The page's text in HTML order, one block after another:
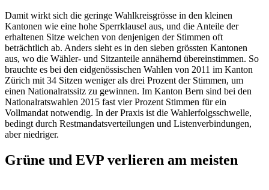
Damit wirkt sich die geringe Wahlkreisgrösse in den kleinen
Kantonen wie eine hohe Sperrklausel aus, und die Anteile der
erhaltenen Sitze weichen von denjenigen der Stimmen oft
beträchtlich ab. Anders sieht es in den sieben grössten Kantonen
aus, wo die Wähler- und Sitzanteile annähernd übereinstimmen. So
brauchte es bei den eidgenössischen Wahlen von 2011 im Kanton
Zürich mit 34 Sitzen weniger als drei Prozent der Stimmen, um
einen Nationalratssitz zu gewinnen. Im Kanton Bern sind bei den
Nationalratswahlen 2015 fast vier Prozent Stimmen für ein
Vollmandat notwendig. In der Praxis ist die Wahlerfolgsschwelle,
bedingt durch Restmandatsverteilungen und Listenverbindungen,
aber niedriger.
Grüne und EVP verlieren am meisten